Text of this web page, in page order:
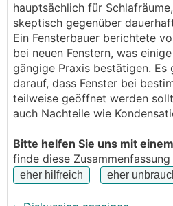
hauptsächlich für
skeptisch gegenüber
Ein Fensterbauer berichtete
bei neuen Fenstern, was
gängige Praxis bestätigen. Es
darauf, dass Fenster bei
teilweise geöffnet werden
auch Nachteile wie
Bitte helfen Sie uns mit
finde diese Zusammenfassung